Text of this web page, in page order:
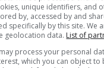
o una corsa
. Subito dopo
unique identifiers, and
by, accessed by and
specifically by this site. We
geolocation data. List of
process your personal
which you can object to